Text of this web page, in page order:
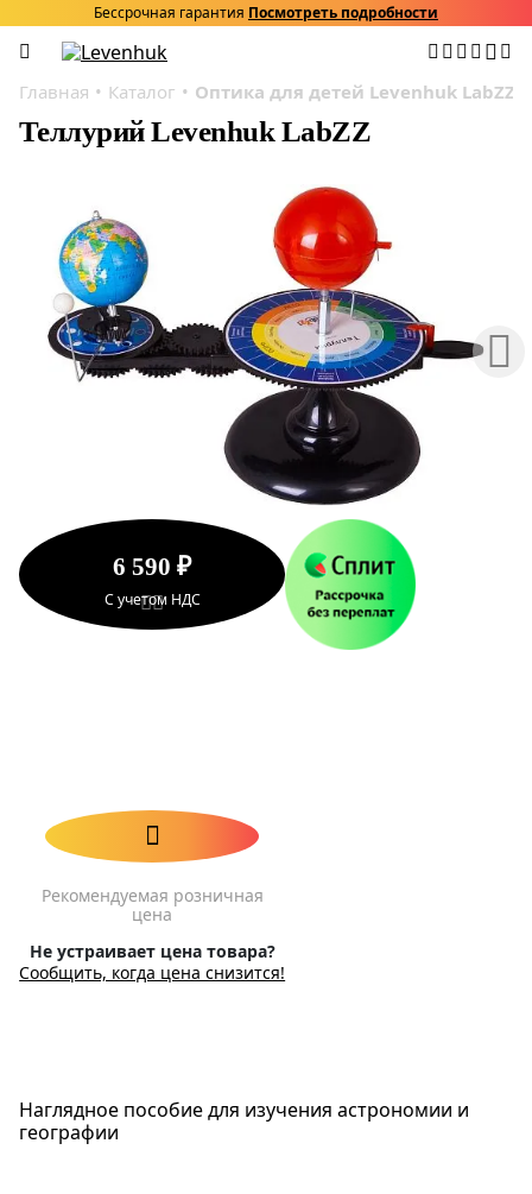
Бессрочная гарантия Посмотреть подробности
Главная Каталог Оптика для детей Levenhuk LabZZ
Теллурий Levenhuk LabZZ
6 590 ₽
С учетом НДС
Рекомендуемая розничная
цена
Не устраивает цена товара?
Сообщить, когда цена снизится!
Наглядное пособие для изучения астрономии и
географии